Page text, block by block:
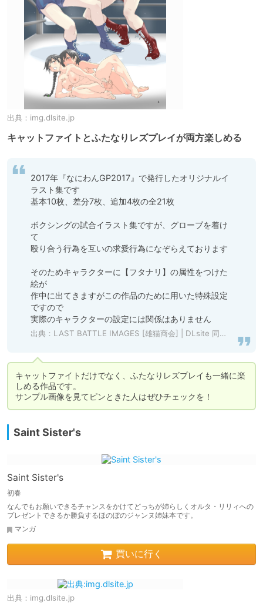
出典： img.dlsite.jp
キャットファイトとふたなりレズプレイが両方楽しめる
2017年『なにわんGP2017』で発行したオリジナルイ
ラスト集です
基本10枚、差分7枚、追加4枚の全21枚
ボクシングの試合イラスト集ですが、グローブを着け
て
殴り合う行為を互いの求愛行為になぞらえております
そのためキャラクターに【フタナリ】の属性をつけた
絵が
作中に出てきますがこの作品のために用いた特殊設定
ですので
実際のキャラクターの設定には関係はありません
出典： LAST BATTLE IMAGES [雄猫商会] | DLsite 同人 - R18
キャットファイトだけでなく、ふたなりレズプレイも一緒に楽
しめる作品です。
サンプル画像を見てピンときた人はぜひチェックを！
Saint Sister's
Saint Sister's
初春
なんでもお願いできるチャンスをかけてどっちが姉らしくオルタ・リリィへの
プレゼントできるか勝負するほのぼのジャンヌ姉妹本です。
マンガ
買いに行く
出典： img.dlsite.jp